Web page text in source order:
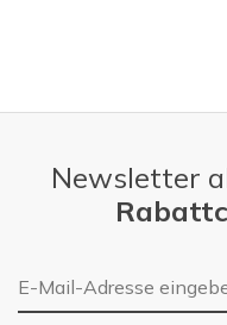
Newsletter
E-Mail-Adresse